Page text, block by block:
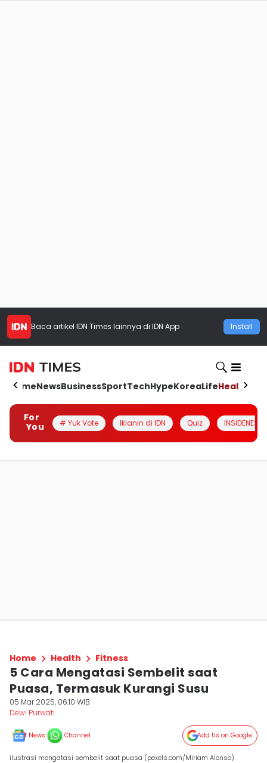
Baca artikel IDN Times lainnya di IDN App Install
HomeNewsBusinessSportTechHypeKoreaLifeHealth
For
You
# Yuk Vote Iklanin di IDN Quiz INSIDENESIA
Home Health Fitness
5 Cara Mengatasi Sembelit saat
Puasa, Termasuk Kurangi Susu
05 Mar 2025, 06:10 WIB
Dewi Purwati
News Channel Add Us on Google
ilustrasi mengatasi sembelit saat puasa (pexels.com/Miriam Alonso)